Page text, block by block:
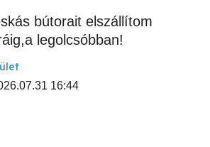
legolcsóbban!
16:44